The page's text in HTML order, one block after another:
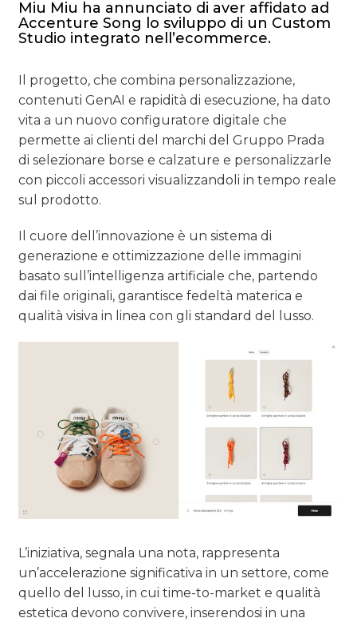
Miu Miu ha annunciato di aver affidato ad
Accenture Song lo sviluppo di un Custom
Studio integrato nell’ecommerce.
Il progetto, che combina personalizzazione,
contenuti GenAI e rapidità di esecuzione, ha dato
vita a un nuovo configuratore digitale che
permette ai clienti del marchi del Gruppo Prada
di selezionare borse e calzature e personalizzarle
con piccoli accessori visualizzandoli in tempo reale
sul prodotto.
Il cuore dell’innovazione è un sistema di
generazione e ottimizzazione delle immagini
basato sull’intelligenza artificiale che, partendo
dai file originali, garantisce fedeltà materica e
qualità visiva in linea con gli standard del lusso.
L’iniziativa, segnala una nota, rappresenta
un’accelerazione significativa in un settore, come
quello del lusso, in cui time-to-market e qualità
estetica devono convivere, inserendosi in una